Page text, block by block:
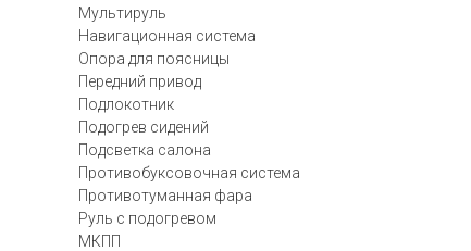
Мультируль
Навигационная система
Опора для поясницы
Передний привод
Подлокотник
Подогрев сидений
Подсветка салона
Противобуксовочная система
Противотуманная фара
Руль с подогревом
МКПП